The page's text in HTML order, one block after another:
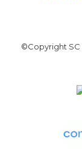
©Copyright SC